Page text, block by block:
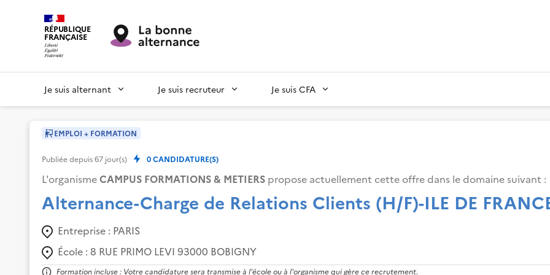
RÉPUBLIQUE
FRANÇAISE
Je suis alternant Je suis recruteur Je suis CFA
EMPLOI + FORMATION
Publiée depuis67 jour(s) 0CANDIDATURE(S)
L'organismeCAMPUS FORMATIONS & METIERS propose actuellement cette offre dans le domaine suivant :
Alternance-Charge de Relations Clients (H/F)-ILE DE
Entreprise : PARIS
École : 8 RUE PRIMO LEVI 93000 BOBIGNY
Formation incluse : Votre candidature sera transmise à l'école ou à l'organisme qui gère ce recrutement.